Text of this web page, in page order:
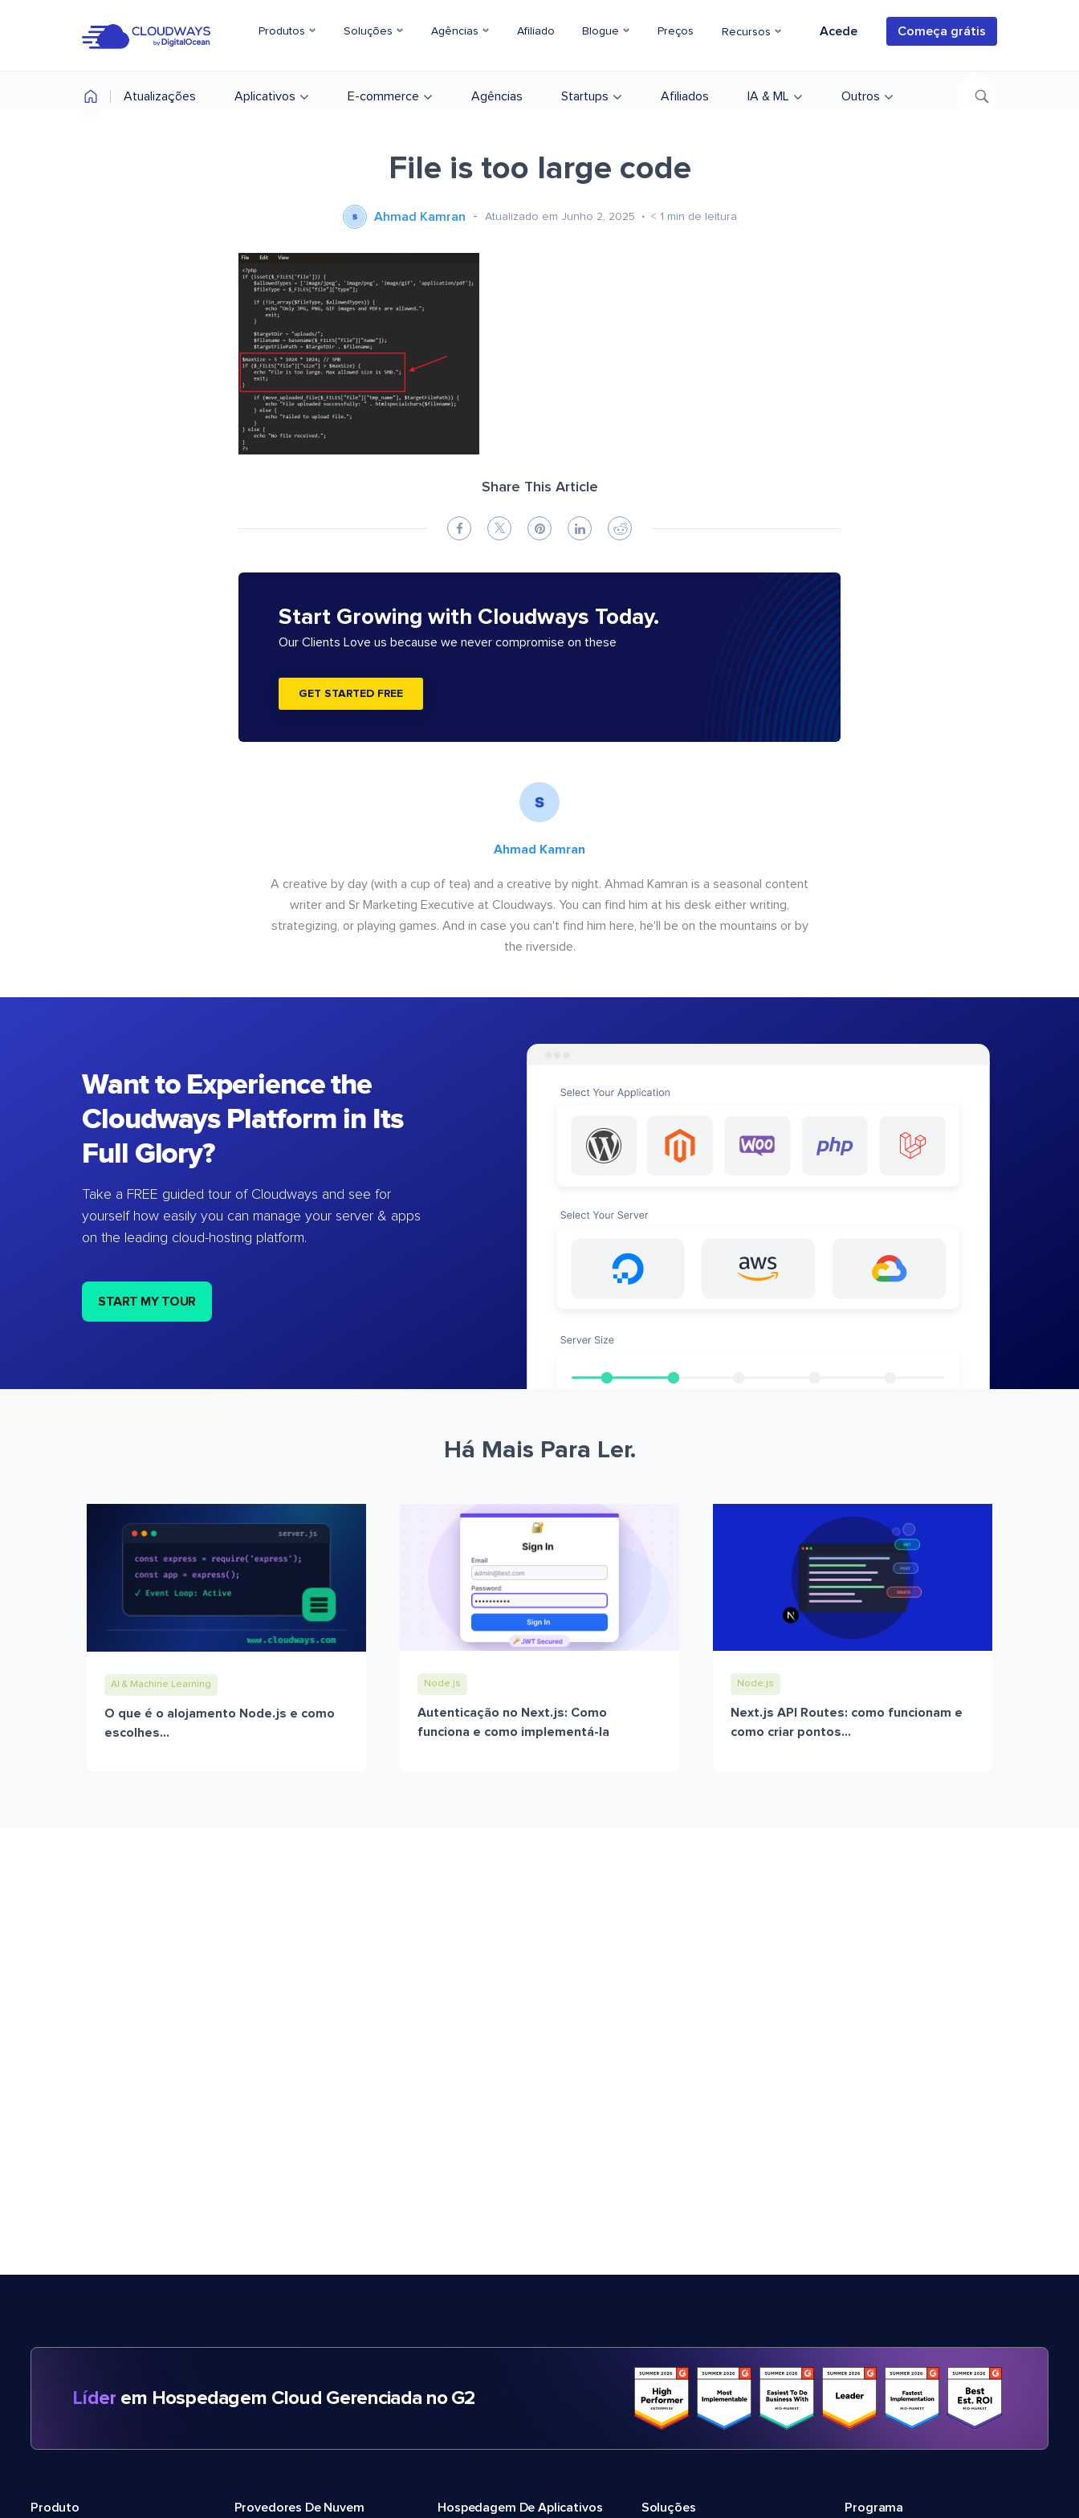
Produtos Soluções Agências Afiliado Blogue Preços Recursos Acede Começa grátis
Atualizações Aplicativos E-commerce Agências Startups Afiliados IA & ML Outros
File is too large code
Ahmad Kamran Atualizado em Junho 2, 2025 < 1 min de leitura
Share This Article
Start Growing with Cloudways Today.
Our Clients Love us because we never compromise on these
GET STARTED FREE
Ahmad Kamran
A creative by day (with a cup of tea) and a creative by night. Ahmad Kamran is a seasonal content
writer and Sr Marketing Executive at Cloudways. You can find him at his desk either writing,
strategizing, or playing games. And in case you can't find him here, he'll be on the mountains or by
the riverside.
Want to Experience the
Cloudways Platform in Its
Full Glory?
Take a FREE guided tour of Cloudways and see for
yourself how easily you can manage your server & apps
on the leading cloud-hosting platform.
START MY TOUR
Há Mais Para Ler.
AI & Machine Learning
O que é o alojamento Node.js e como
escolhes...
Node.js
Autenticação no Next.js: Como
funciona e como implementá-la
Node.js
Next.js API Routes: como funcionam e
como criar pontos...
Líder em Hospedagem Cloud Gerenciada no G2
Produto Provedores De Nuvem Hospedagem De Aplicativos Soluções Programa